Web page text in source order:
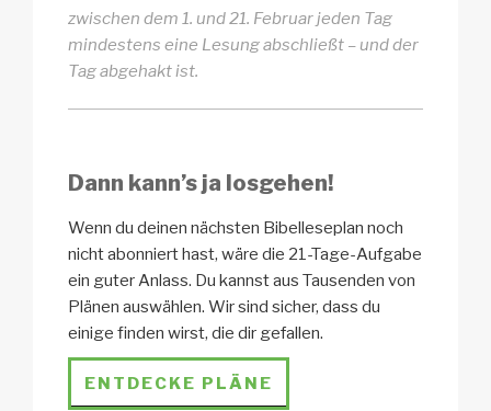
zwischen dem 1. und 21. Februar jeden Tag
mindestens eine Lesung abschließt – und der
Tag abgehakt ist.
Dann kann’s ja losgehen!
Wenn du deinen nächsten Bibelleseplan noch
nicht abonniert hast, wäre die 21-Tage-Aufgabe
ein guter Anlass. Du kannst aus Tausenden von
Plänen auswählen. Wir sind sicher, dass du
einige finden wirst, die dir gefallen.
ENTDECKE PLÄNE